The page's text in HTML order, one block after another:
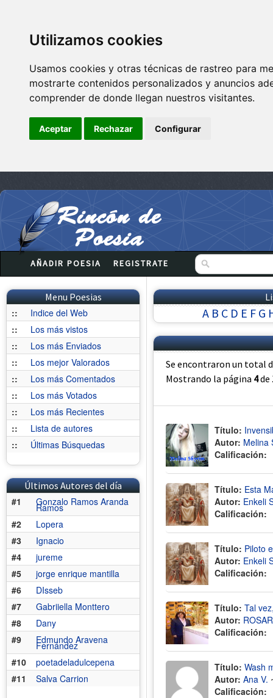
Utilizamos cookies
Usamos cookies y otras técnicas de rastreo para
mostrarte contenidos personalizados y anuncios
comprender de donde llegan nuestros visitantes.
Aceptar Rechazar Configurar
AÑADIR POESIA REGISTRATE
Menu Poesias
::
Indice del Web
::
Los más vistos
::
Los más Enviados
::
Los mejor Valorados
::
Los más Comentados
::
Los más Votados
::
Los más Recientes
::
Lista de autores
::
Últimas Búsquedas
Últimos Autores del día
#1
Gonzalo Ramos Aranda
Ramos
#2
Lopera
#3
Ignacio
#4
jureme
#5
jorge enrique mantilla
#6
DIsseb
#7
Gabriiella Monttero
#8
Dany
#9
Edmundo Aravena
Fernández
#10
poetadeladulcepena
#11
Salva Carrion
A B C D E F G
Se encontraron un total
Mostrando la página 4de
Título:
Autor: Melina
Calificación:
Título: Esta
Autor: Enkeli
Calificación:
Título: Piloto
Autor: Enkeli
Calificación:
Título: Tal
Autor:
Calificación:
Título: Wash
Autor: Ana V.
Calificación: